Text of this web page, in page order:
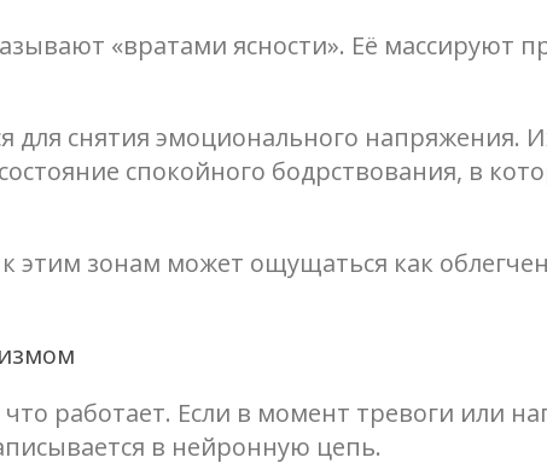
«вратами ясности». Её массируют
для снятия эмоционального напряжения.
спокойного бодрствования, в
этим зонам может ощущаться как
работает. Если в момент тревоги или
в нейронную цепь.